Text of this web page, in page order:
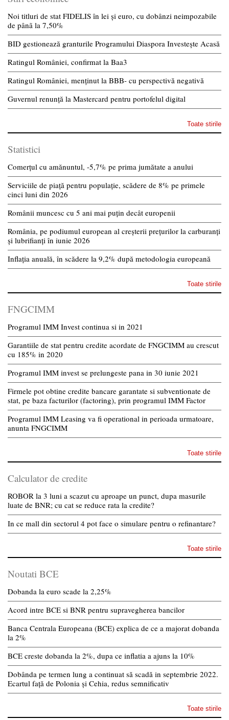
Noi titluri de stat FIDELIS în lei și euro, cu dobânzi neimpozabile
de pânã la 7,50%
BID gestionează granturile Programului Diaspora Investește Acasă
Ratingul României, confirmat la Baa3
Ratingul României, menținut la BBB- cu perspectivă negativă
Guvernul renunță la Mastercard pentru portofelul digital
Toate stirile
Statistici
Comerțul cu amănuntul, -5,7% pe prima jumătate a anului
Serviciile de piață pentru populație, scădere de 8% pe primele
cinci luni din 2026
Românii muncesc cu 5 ani mai puțin decât europenii
România, pe podiumul european al creșterii prețurilor la carburanți
și lubrifianți în iunie 2026
Inflația anuală, în scădere la 9,2% după metodologia europeană
Toate stirile
FNGCIMM
Programul IMM Invest continua si in 2021
Garantiile de stat pentru credite acordate de FNGCIMM au crescut
cu 185% in 2020
Programul IMM invest se prelungeste pana in 30 iunie 2021
Firmele pot obtine credite bancare garantate si subventionate de
stat, pe baza facturilor (factoring), prin programul IMM Factor
Programul IMM Leasing va fi operational in perioada urmatoare,
anunta FNGCIMM
Toate stirile
Calculator de credite
ROBOR la 3 luni a scazut cu aproape un punct, dupa masurile
luate de BNR; cu cat se reduce rata la credite?
In ce mall din sectorul 4 pot face o simulare pentru o refinantare?
Toate stirile
Noutati BCE
Dobanda la euro scade la 2,25%
Acord intre BCE si BNR pentru supravegherea bancilor
Banca Centrala Europeana (BCE) explica de ce a majorat dobanda
la 2%
BCE creste dobanda la 2%, dupa ce inflatia a ajuns la 10%
Dobânda pe termen lung a continuat să scadă in septembrie 2022.
Ecartul față de Polonia și Cehia, redus semnificativ
Toate stirile